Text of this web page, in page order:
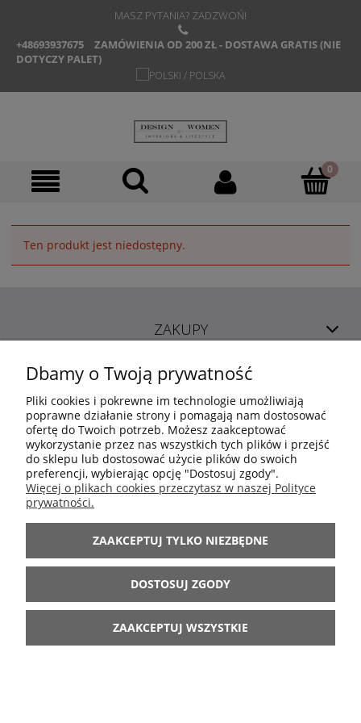
MASZ PYTANIA? ZADZWOŃ!
+48693937675
ZAMÓWIENIA OD 200 ZŁ - DOSTAWA GRATIS (NIE
DOTYCZY PALET)
Ten produkt jest niedostępny.
ZAKUPY
POMOC
MOJE KONTO
INFORMACJE
ARANŻACJE
BĄDŹ Z NAMI
Dbamy o Twoją prywatność
Pliki cookies i pokrewne im technologie umożliwiają
poprawne działanie strony i pomagają nam dostosować
ofertę do Twoich potrzeb. Możesz zaakceptować
wykorzystanie przez nas wszystkich tych plików i przejść
do sklepu lub dostosować użycie plików do swoich
preferencji, wybierając opcję "Dostosuj zgody".
Więcej o plikach cookies przeczytasz w naszej Polityce
prywatności.
ZAAKCEPTUJ TYLKO NIEZBĘDNE
DOSTOSUJ ZGODY
ZAAKCEPTUJ WSZYSTKIE